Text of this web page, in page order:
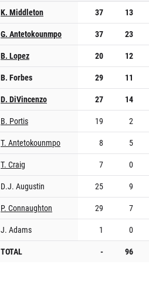
K. Middleton 37 13
G. Antetokounmpo
37 23
B. Lopez
20 12
B. Forbes
29 11
D. DiVincenzo
27 14
B. Portis
19 2
T. Antetokounmpo
8 5
T. Craig
7 0
D.J. Augustin
25 9
P. Connaughton
29 7
J. Adams
1 0
TOTAL
- 96